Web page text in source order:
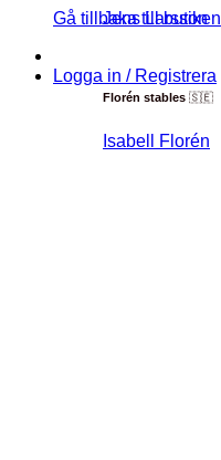
Gå tillbaka till butiken
Logga in / Registrera
Jens Larsson
Florén stables 🇸🇪
Isabell Florén